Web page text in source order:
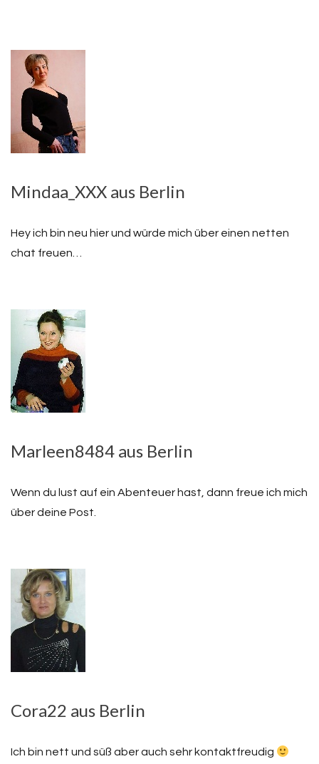
Mindaa_XXX aus Berlin
Hey ich bin neu hier und würde mich über einen netten
chat freuen…
Marleen8484 aus Berlin
Wenn du lust auf ein Abenteuer hast, dann freue ich mich
über deine Post.
Cora22 aus Berlin
Ich bin nett und süß aber auch sehr kontaktfreudig